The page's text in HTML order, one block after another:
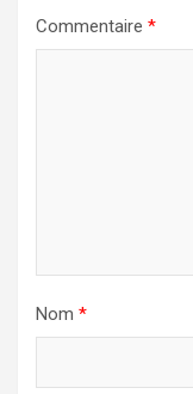
Commentaire *
Nom *